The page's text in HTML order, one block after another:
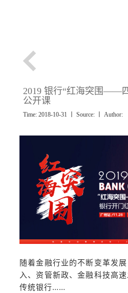
2019 银行“红海突围——
公开课
Time: 2018-10-31 丨 Source: 丨 Author:
随着金融行业的不断变革发
入、资管新政、金融科技高
传统银行……